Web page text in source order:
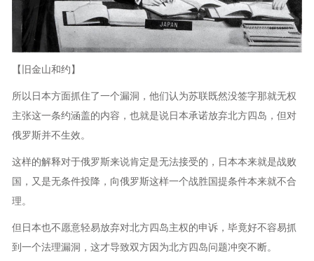
【旧金山和约】
所以日本方面抓住了一个漏洞，他们认为苏联既然没签字那就无权
主张这一条约涵盖的内容，也就是说日本承诺放弃北方四岛，但对
俄罗斯并不生效。
这样的解释对于俄罗斯来说肯定是无法接受的，日本本来就是战败
国，又是无条件投降，向俄罗斯这样一个战胜国提条件本来就不合
理。
但日本也不愿意轻易放弃对北方四岛主权的申诉，毕竟好不容易抓
到一个法理漏洞，这才导致双方因为北方四岛问题冲突不断。